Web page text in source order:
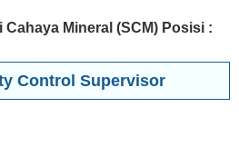
Mineral (SCM) Posisi :
Control Supervisor